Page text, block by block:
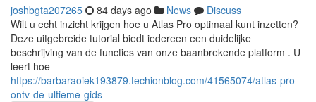
joshbgta207265 84 days ago News
Discuss
Wilt u echt inzicht krijgen hoe u Atlas Pro optimaal kunt inzetten?
Deze uitgebreide tutorial biedt iedereen een duidelijke
beschrijving van de functies van onze baanbrekende platform . U
leert hoe
https://barbaraoiek193879.techionblog.com/41565074/atlas-pro-
ontv-de-ultieme-gids